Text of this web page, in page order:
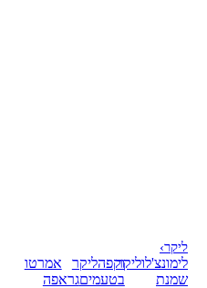
ליקר›
לימונצ'לוליקר
שמנת
וקפהליקר
בטעמיםגראפה
אמרטו